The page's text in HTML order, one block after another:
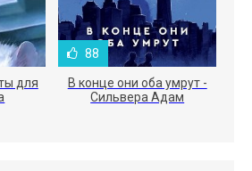
для
88
В конце они оба умрут -
Сильвера Адам